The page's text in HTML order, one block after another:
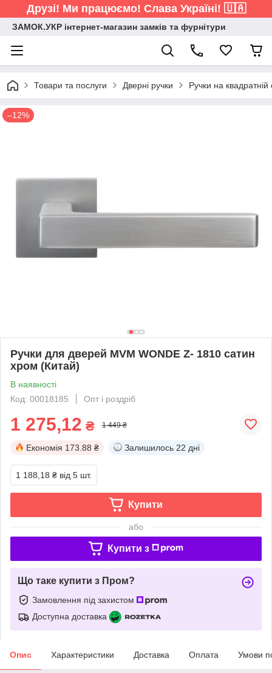
Друзі! Ми працюємо! Слава Україні! 🇺🇦
ЗАМОК.УКР інтернет-магазин замків та фурнітури
Товари та послуги Дверні ручки Ручки на квадратній
–12%
Ручки для дверей MVM WONDE Z- 1810 сатин
хром (Китай)
В наявності
Код: 00018185
Опт і роздріб
1 275,12 ₴ 1 449 ₴
Економія 173.88 ₴ Залишилось 22 дні
1 188,18 ₴ від 5 шт.
Купити
або
Купити з
Що таке купити з Пром?
Замовлення під захистом
Доступна доставка
Опис Характеристики Доставка Оплата Умови